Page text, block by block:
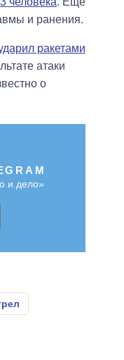
и ранения.
ракетами
атаки
о
и дело»